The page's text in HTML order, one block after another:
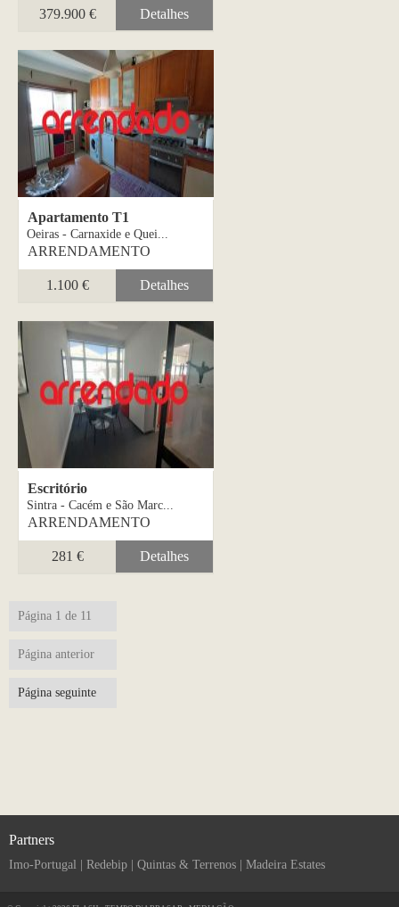
379.900 € Detalhes
Apartamento T1
Oeiras - Carnaxide e Quei...
ARRENDAMENTO
1.100 € Detalhes
Escritório
Sintra - Cacém e São Marc...
ARRENDAMENTO
281 € Detalhes
Página 1 de 11
Página anterior
Página seguinte
Partners
Imo-Portugal | Redebip | Quintas & Terrenos | Madeira Estates